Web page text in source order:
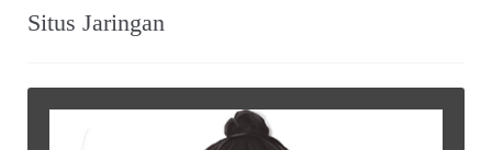
Situs Jaringan